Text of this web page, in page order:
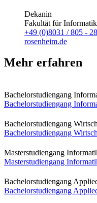
Dekanin
Fakultät für Informatik
+49 (0)8031 / 805 -
rosenheim.de
Mehr erfahren
Bachelorstudiengang
Bachelorstudiengang
Bachelorstudiengang
Bachelorstudiengang
Masterstudiengang
Masterstudiengang
Bachelorstudiengang
Bachelorstudiengang